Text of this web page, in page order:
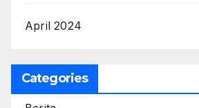
April 2024
Categories